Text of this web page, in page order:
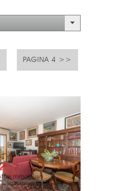
PAGINA 4 >>